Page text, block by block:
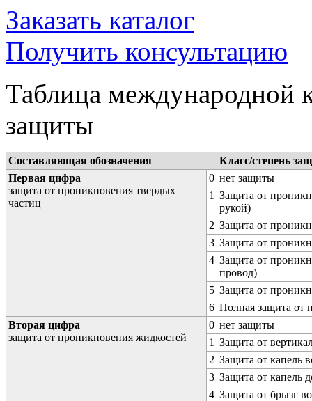
Заказать каталог
Получить консультацию
Таблица международной
защиты
Составляющая обозначения
Класс/степень
Первая цифра
защита от проникновения твердых
частиц
0 нет защиты
1 Защита от
рукой)
2 Защита от
3 Защита от
4 Защита от
провод)
5 Защита от
6 Полная защита от
Вторая цифра
защита от проникновения жидкостей
0 нет защиты
1 Защита от
2 Защита от капель
3 Защита от капель
4 Защита от брызг